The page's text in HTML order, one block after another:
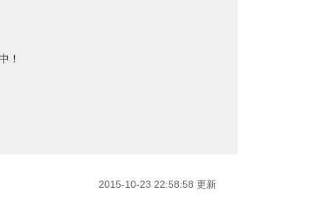
！
2015-10-23 22:58:58 更新